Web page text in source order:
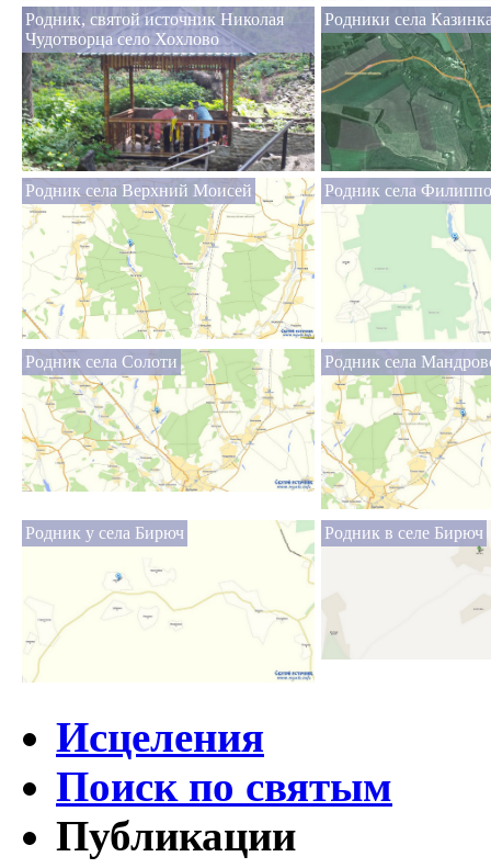
Родник, святой источник Николая
Чудотворца село Хохлово
Родники села
Родник села Верхний Моисей Родник села
Родник села Солоти Родник села
Родник у села Бирюч Родник в селе Бирюч
Исцеления
Поиск по святым
Публикации